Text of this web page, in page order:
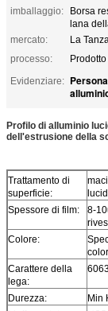
imballaggio:
Borsa
lana
mercato:
La
processo:
Evidenziare:
Profilo di alluminio
dell'estrusione della
Trattamento di
superficie:
Spessore di film:
8-
Colore:
Carattere della
lega:
Durezza:
Min